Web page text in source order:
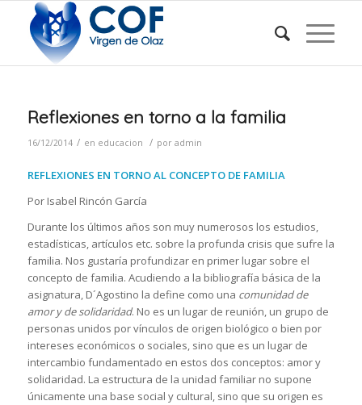
Reflexiones en torno a la familia
16/12/2014 / en educacion / por admin
REFLEXIONES EN TORNO AL CONCEPTO DE FAMILIA
Por Isabel Rincón García
Durante los últimos años son muy numerosos los estudios,
estadísticas, artículos etc. sobre la profunda crisis que sufre la
familia. Nos gustaría profundizar en primer lugar sobre el
concepto de familia. Acudiendo a la bibliografía básica de la
asignatura, D´Agostino la define como una comunidad de
amor y de solidaridad. No es un lugar de reunión, un grupo de
personas unidos por vínculos de origen biológico o bien por
intereses económicos o sociales, sino que es un lugar de
intercambio fundamentado en estos dos conceptos: amor y
solidaridad. La estructura de la unidad familiar no supone
únicamente una base social y cultural, sino que su origen es